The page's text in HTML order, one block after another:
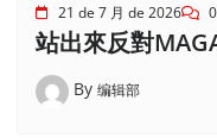
21 de 7 月 de 2026 0
站出來反對
By 编辑部